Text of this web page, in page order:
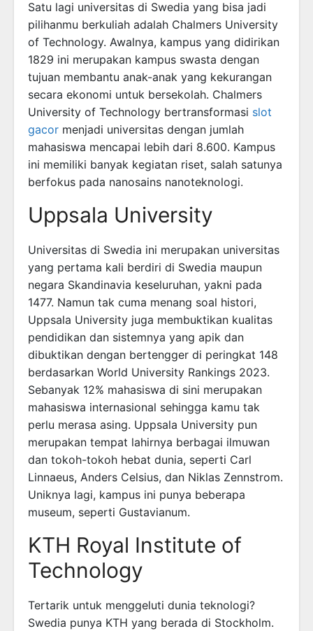
Satu lagi universitas di Swedia yang bisa jadi
pilihanmu berkuliah adalah Chalmers University
of Technology. Awalnya, kampus yang didirikan
1829 ini merupakan kampus swasta dengan
tujuan membantu anak-anak yang kekurangan
secara ekonomi untuk bersekolah. Chalmers
University of Technology bertransformasi slot
gacor menjadi universitas dengan jumlah
mahasiswa mencapai lebih dari 8.600. Kampus
ini memiliki banyak kegiatan riset, salah satunya
berfokus pada nanosains nanoteknologi.
Uppsala University
Universitas di Swedia ini merupakan universitas
yang pertama kali berdiri di Swedia maupun
negara Skandinavia keseluruhan, yakni pada
1477. Namun tak cuma menang soal histori,
Uppsala University juga membuktikan kualitas
pendidikan dan sistemnya yang apik dan
dibuktikan dengan bertengger di peringkat 148
berdasarkan World University Rankings 2023.
Sebanyak 12% mahasiswa di sini merupakan
mahasiswa internasional sehingga kamu tak
perlu merasa asing. Uppsala University pun
merupakan tempat lahirnya berbagai ilmuwan
dan tokoh-tokoh hebat dunia, seperti Carl
Linnaeus, Anders Celsius, dan Niklas Zennstrom.
Uniknya lagi, kampus ini punya beberapa
museum, seperti Gustavianum.
KTH Royal Institute of
Technology
Tertarik untuk menggeluti dunia teknologi?
Swedia punya KTH yang berada di Stockholm.